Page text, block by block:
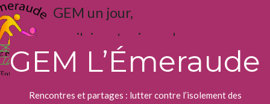
Skip
to
content
GEM L’Émeraude
Rencontres et partages : lutter contre l’isolement des
GEM un jour,
j'aime toujours !